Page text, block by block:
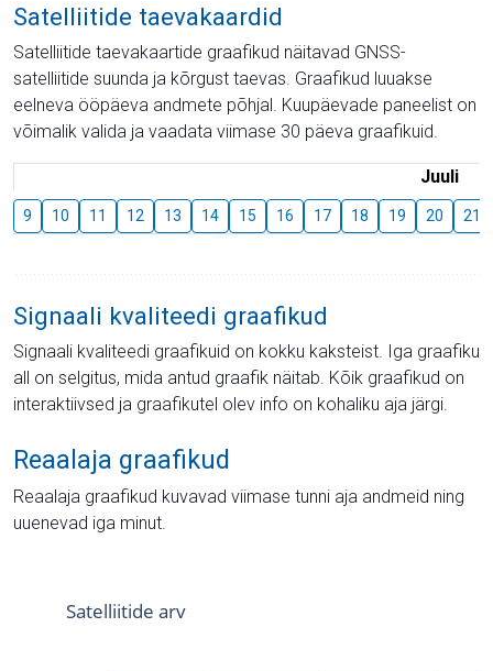
Satelliitide taevakaardid
Satelliitide taevakaartide graafikud näitavad GNSS-
satelliitide suunda ja kõrgust taevas. Graafikud luuakse
eelneva ööpäeva andmete põhjal. Kuupäevade paneelist on
võimalik valida ja vaadata viimase 30 päeva graafikuid.
Juuli
9 10 11 12 13 14 15 16 17 18 19 20 21
Signaali kvaliteedi graafikud
Signaali kvaliteedi graafikuid on kokku kaksteist. Iga graafiku
all on selgitus, mida antud graafik näitab. Kõik graafikud on
interaktiivsed ja graafikutel olev info on kohaliku aja järgi.
Reaalaja graafikud
Reaalaja graafikud kuvavad viimase tunni aja andmeid ning
uuenevad iga minut.